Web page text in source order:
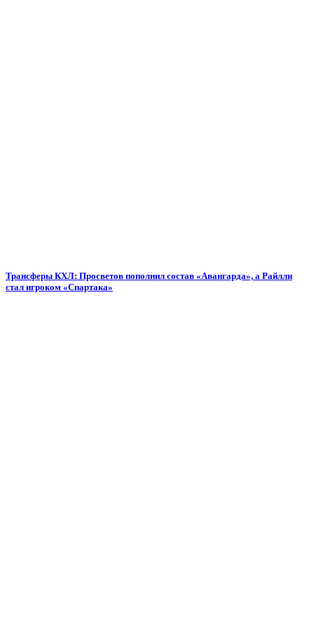
Трансферы КХЛ: Просветов пополнил состав «Авангарда», а Райлли
стал игроком «Спартака»